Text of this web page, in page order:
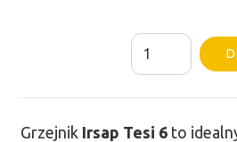
ilość
Grzejnik
Grzejnik Irsap Tesi 6to